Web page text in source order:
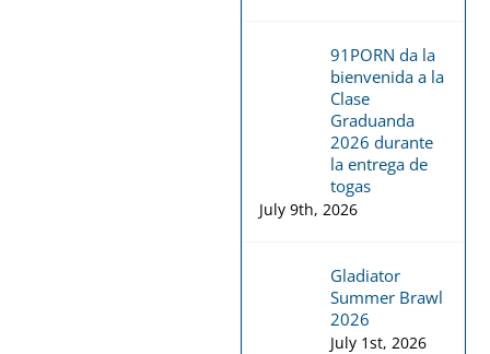
91PORN da la
bienvenida a la
Clase
Graduanda
2026 durante
la entrega de
togas
July 9th, 2026
Gladiator
Summer Brawl
2026
July 1st, 2026